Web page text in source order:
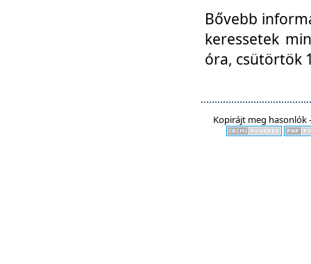
Bővebb
keressetek
óra, csütörtök
Kopirájt meg hasonlók